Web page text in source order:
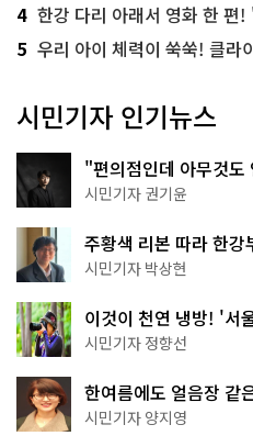
4 한강 다리 아래서 영화 한 편
5 우리 아이 체력이 쑥쑥! 클라
시민기자 인기뉴스
"편의점인데 아무것도
한 편의점의 정체
시민기자 권기윤
주황색 리본 따라 한
서울둘레길 15코스
시민기자 박상현
이것이 천연 냉방! '서
나볼까
시민기자 정향선
한여름에도 얼음장 같
천국이네~
시민기자 양지영